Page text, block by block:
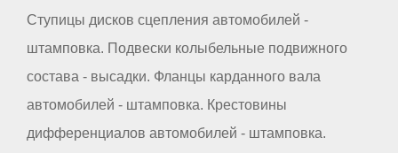
Ступицы дисков сцепления автомобилей -
штамповка. Подвески колыбельные подвижного
состава - высадки. Фланцы карданного вала
автомобилей - штамповка. Крестовины
дифференциалов автомобилей - штамповка.